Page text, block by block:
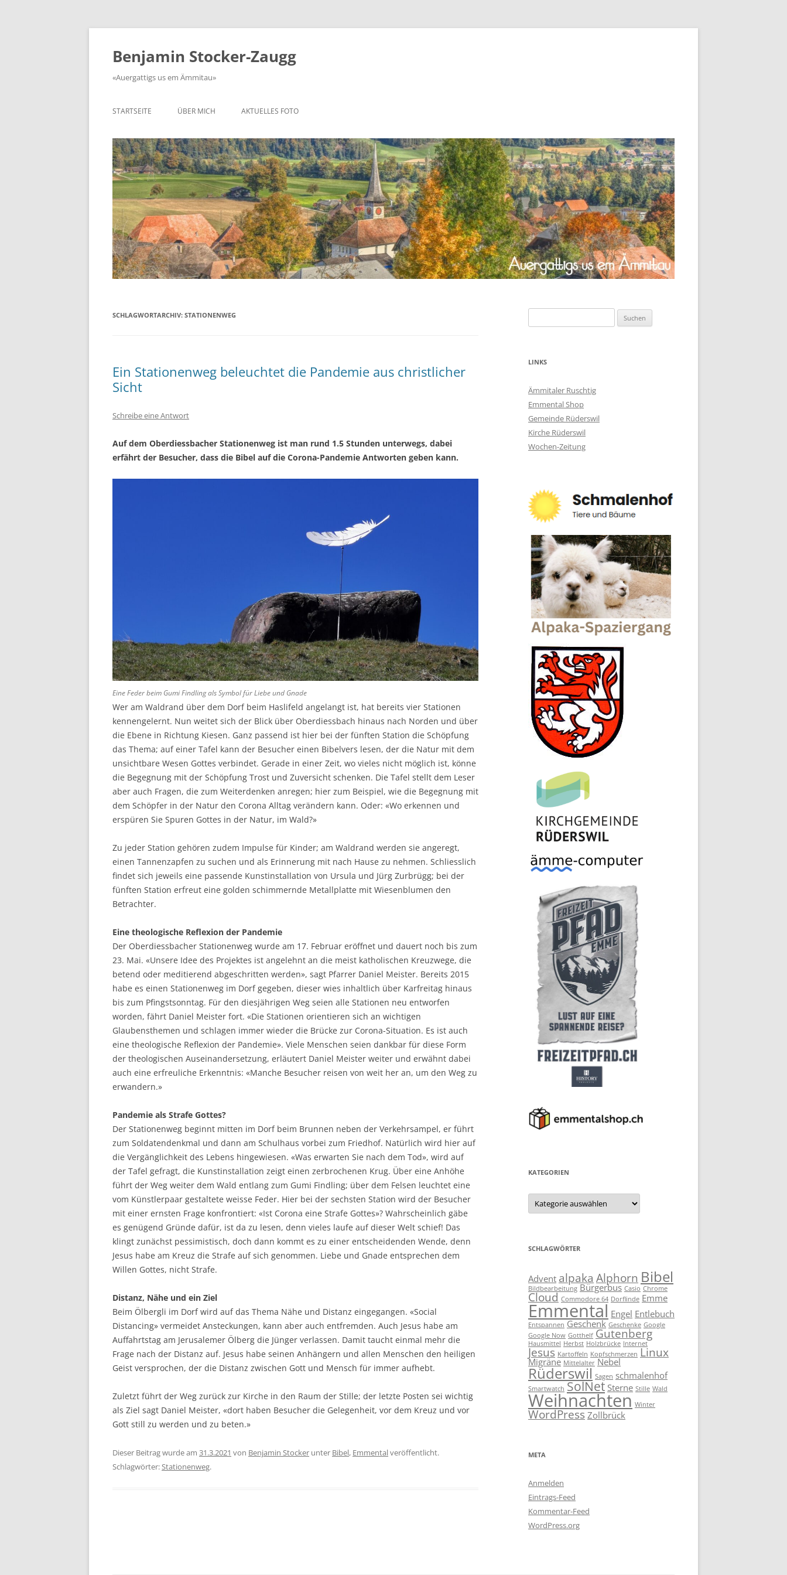
Zum
springen
Benjamin Stocker-Zaugg
«Auergattigs us em Ämmitau»
STARTSEITE ÜBER MICH AKTUELLES FOTO
SCHLAGWORTARCHIV: STATIONENWEG
Ein Stationenweg beleuchtet die Pandemie aus christlicher
Sicht
Schreibe eine Antwort
Auf dem Oberdiessbacher Stationenweg ist man rund 1.5 Stunden unterwegs, dabei
erfährt der Besucher, dass die Bibel auf die Corona-Pandemie Antworten geben kann.
Eine Feder beim Gumi Findling als Symbol für Liebe und Gnade
Wer am Waldrand über dem Dorf beim Haslifeld angelangt ist, hat bereits vier Stationen
kennengelernt. Nun weitet sich der Blick über Oberdiessbach hinaus nach Norden und über
die Ebene in Richtung Kiesen. Ganz passend ist hier bei der fünften Station die Schöpfung
das Thema; auf einer Tafel kann der Besucher einen Bibelvers lesen, der die Natur mit dem
unsichtbare Wesen Gottes verbindet. Gerade in einer Zeit, wo vieles nicht möglich ist, könne
die Begegnung mit der Schöpfung Trost und Zuversicht schenken. Die Tafel stellt dem Leser
aber auch Fragen, die zum Weiterdenken anregen; hier zum Beispiel, wie die Begegnung mit
dem Schöpfer in der Natur den Corona Alltag verändern kann. Oder: «Wo erkennen und
erspüren Sie Spuren Gottes in der Natur, im Wald?»
Zu jeder Station gehören zudem Impulse für Kinder; am Waldrand werden sie angeregt,
einen Tannenzapfen zu suchen und als Erinnerung mit nach Hause zu nehmen. Schliesslich
findet sich jeweils eine passende Kunstinstallation von Ursula und Jürg Zurbrügg; bei der
fünften Station erfreut eine golden schimmernde Metallplatte mit Wiesenblumen den
Betrachter.
Eine theologische Reflexion der Pandemie
Der Oberdiessbacher Stationenweg wurde am 17. Februar eröffnet und dauert noch bis zum
23. Mai. «Unsere Idee des Projektes ist angelehnt an die meist katholischen Kreuzwege, die
betend oder meditierend abgeschritten werden», sagt Pfarrer Daniel Meister. Bereits 2015
habe es einen Stationenweg im Dorf gegeben, dieser wies inhaltlich über Karfreitag hinaus
bis zum Pfingstsonntag. Für den diesjährigen Weg seien alle Stationen neu entworfen
worden, fährt Daniel Meister fort. «Die Stationen orientieren sich an wichtigen
Glaubensthemen und schlagen immer wieder die Brücke zur Corona-Situation. Es ist auch
eine theologische Reflexion der Pandemie». Viele Menschen seien dankbar für diese Form
der theologischen Auseinandersetzung, erläutert Daniel Meister weiter und erwähnt dabei
auch eine erfreuliche Erkenntnis: «Manche Besucher reisen von weit her an, um den Weg zu
erwandern.»
Pandemie als Strafe Gottes?
Der Stationenweg beginnt mitten im Dorf beim Brunnen neben der Verkehrsampel, er führt
zum Soldatendenkmal und dann am Schulhaus vorbei zum Friedhof. Natürlich wird hier auf
die Vergänglichkeit des Lebens hingewiesen. «Was erwarten Sie nach dem Tod», wird auf
der Tafel gefragt, die Kunstinstallation zeigt einen zerbrochenen Krug. Über eine Anhöhe
führt der Weg weiter dem Wald entlang zum Gumi Findling; über dem Felsen leuchtet eine
vom Künstlerpaar gestaltete weisse Feder. Hier bei der sechsten Station wird der Besucher
mit einer ernsten Frage konfrontiert: «Ist Corona eine Strafe Gottes»? Wahrscheinlich gäbe
es genügend Gründe dafür, ist da zu lesen, denn vieles laufe auf dieser Welt schief! Das
klingt zunächst pessimistisch, doch dann kommt es zu einer entscheidenden Wende, denn
Jesus habe am Kreuz die Strafe auf sich genommen. Liebe und Gnade entsprechen dem
Willen Gottes, nicht Strafe.
Distanz, Nähe und ein Ziel
Beim Ölbergli im Dorf wird auf das Thema Nähe und Distanz eingegangen. «Social
Distancing» vermeidet Ansteckungen, kann aber auch entfremden. Auch Jesus habe am
Auffahrtstag am Jerusalemer Ölberg die Jünger verlassen. Damit taucht einmal mehr die
Frage nach der Distanz auf. Jesus habe seinen Anhängern und allen Menschen den heiligen
Geist versprochen, der die Distanz zwischen Gott und Mensch für immer aufhebt.
Zuletzt führt der Weg zurück zur Kirche in den Raum der Stille; der letzte Posten sei wichtig
als Ziel sagt Daniel Meister, «dort haben Besucher die Gelegenheit, vor dem Kreuz und vor
Gott still zu werden und zu beten.»
Dieser Beitrag wurde am 31.3.2021 von Benjamin Stocker unter Bibel, Emmentalveröffentlicht.
Schlagwörter:Stationenweg.
nach:
LINKS
Ämmitaler Ruschtig
Emmental Shop
Gemeinde Rüderswil
Kirche Rüderswil
Wochen-Zeitung
KATEGORIEN
Kategorien
SCHLAGWÖRTER
Advent alpaka Alphorn Bibel
Bildbearbeitung Bürgerbus Casio Chrome
Cloud Commodore 64 Dorflinde Emme
Emmental Engel Entlebuch
Entspannen Geschenk Geschenke Google
Google Now Gotthelf Gutenberg
Hausmittel Herbst Holzbrücke Internet
Jesus Kartoffeln Kopfschmerzen Linux
Migräne Mittelalter Nebel
Rüderswil Sagen schmalenhof
Smartwatch SolNet Sterne Stille Wald
Weihnachten Winter
WordPress Zollbrück
META
Anmelden
Eintrags-Feed
Kommentar-Feed
WordPress.org